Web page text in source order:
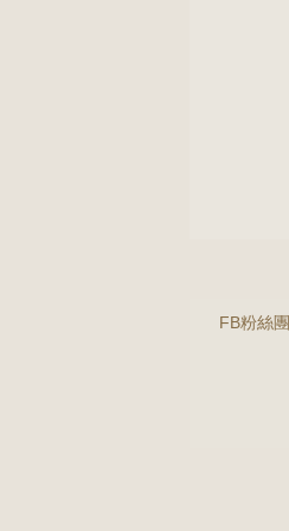
FB粉絲團